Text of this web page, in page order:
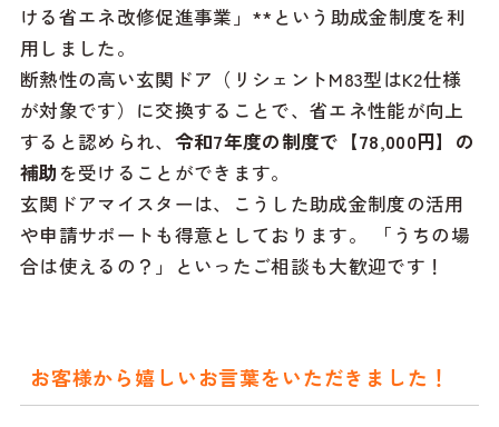
ける省エネ改修促進事業」**という助成金制度を利
用しました。
断熱性の高い玄関ドア（リシェントM83型はK2仕様
が対象です）に交換することで、省エネ性能が向上
すると認められ、 令和7年度の制度で【78,000円】の
補助を受けることができます。
玄関ドアマイスターは、こうした助成金制度の活用
や申請サポートも得意としております。 「うちの場
合は使えるの？」といったご相談も大歓迎です！
お客様から嬉しいお言葉をいただきました！